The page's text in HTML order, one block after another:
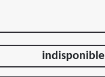
indisponible